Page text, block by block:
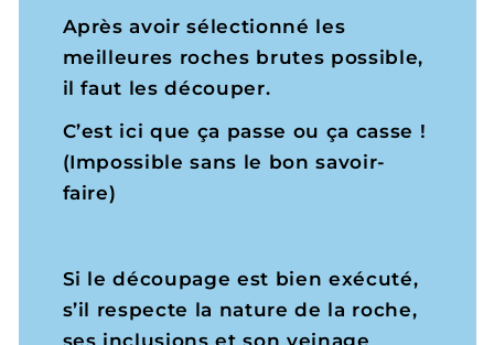
Après avoir sélectionné les
meilleures roches brutes possible,
il faut les découper.
C’est ici que ça passe ou ça casse !
(Impossible sans le bon savoir-
faire)
Si le découpage est bien exécuté,
s’il respecte la nature de la roche,